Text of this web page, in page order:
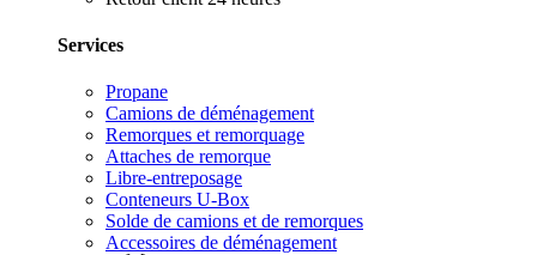
Services
Propane
Camions de déménagement
Remorques et remorquage
Attaches de remorque
Libre-entreposage
Conteneurs U-Box
Solde de camions et de remorques
Accessoires de déménagement